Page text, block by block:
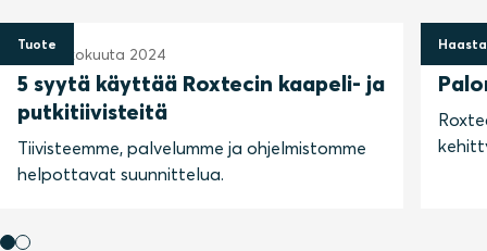
Tuote
28. toukokuuta 2024
5 syytä käyttää Roxtecin kaapeli- ja
putkitiivisteitä
Tiivisteemme, palvelumme ja ohjelmistomme
helpottavat suunnittelua.
14.